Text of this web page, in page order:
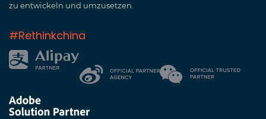
zu entwickeln und umzusetzen.
#Rethinkchina